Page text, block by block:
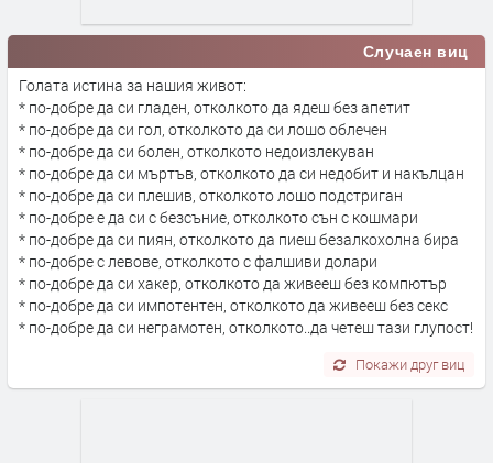
Случаен виц
Голата истина за нашия живот:
* по-добре да си гладен, отколкото да ядеш без апетит
* по-добре да си гол, отколкото да си лошо облечен
* по-добре да си болен, отколкото недоизлекуван
* по-добре да си мъртъв, отколкото да си недобит и накълцан
* по-добре да си плешив, отколкото лошо подстриган
* по-добре е да си с безсъние, отколкото сън с кошмари
* по-добре да си пиян, отколкото да пиеш безалкохолна бира
* по-добре с левове, отколкото с фалшиви долари
* по-добре да си хакер, отколкото да живееш без компютър
* по-добре да си импотентен, отколкото да живееш без секс
* по-добре да си неграмотен, отколкото..да четеш тази глупост!
Покажи друг виц